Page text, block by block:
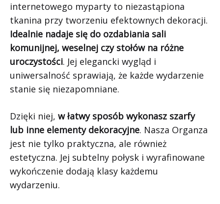
internetowego myparty to niezastąpiona
tkanina przy tworzeniu efektownych dekoracji.
Idealnie nadaje się do ozdabiania sali
komunijnej, weselnej czy stołów na różne
uroczystości. Jej elegancki wygląd i
uniwersalność sprawiają, że każde wydarzenie
stanie się niezapomniane.
Dzięki niej, w łatwy sposób wykonasz szarfy
lub inne elementy dekoracyjne. Nasza Organza
jest nie tylko praktyczna, ale również
estetyczna. Jej subtelny połysk i wyrafinowane
wykończenie dodają klasy każdemu
wydarzeniu.